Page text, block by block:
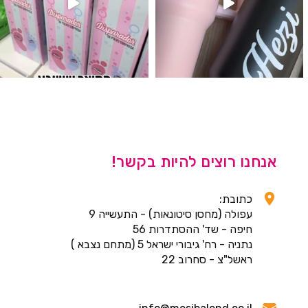
אנחנו רוצים להיות בקשר!
כתובת:
עפולה (מחסן סיטונאות) - התעשייה 9
חיפה - שד' ההסתדרות 56
נתניה - רח' גיבורי ישראל 5 (מתחם נצבא )
ראשל"צ - סחרוב 22